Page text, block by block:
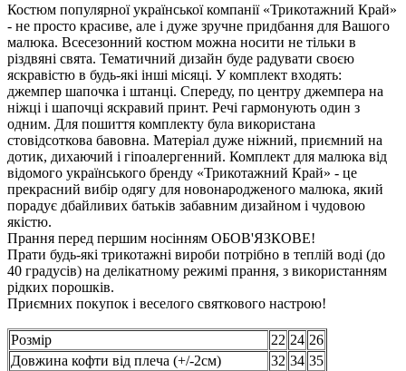
Костюм популярної української компанії «Трикотажний Край»
- не просто красиве, але і дуже зручне придбання для Вашого
малюка. Всесезонний костюм можна носити не тільки в
різдвяні свята. Тематичний дизайн буде радувати своєю
яскравістю в будь-які інші місяці. У комплект входять:
джемпер шапочка і штанці. Спереду, по центру джемпера на
ніжці і шапочці яскравий принт. Речі гармонують один з
одним. Для пошиття комплекту була використана
стовідсоткова бавовна. Матеріал дуже ніжний, приємний на
дотик, дихаючий і гіпоалергенний. Комплект для малюка від
відомого українського бренду «Трикотажний Край» - це
прекрасний вибір одягу для новонародженого малюка, який
порадує дбайливих батьків забавним дизайном і чудовою
якістю.
Прання перед першим носінням ОБОВ'ЯЗКОВЕ!
Прати будь-які трикотажні вироби потрібно в теплій воді (до
40 градусів) на делікатному режимі прання, з використанням
рідких порошків.
Приємних покупок і веселого святкового настрою!
Розмір 22 24 26
Довжина кофти від плеча (+/-2см)
32 34 35